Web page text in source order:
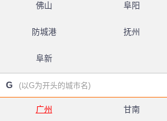
佛山 阜阳
防城港 抚州
阜新
G (以G为开头的城市名)
广州 甘南